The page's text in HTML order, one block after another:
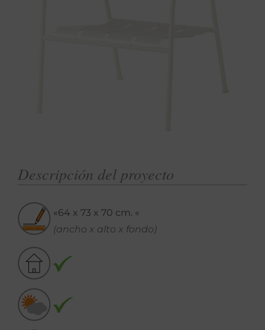
Descripción del proyecto
«64 x 73 x 70 cm. «
(ancho x alto x fondo)